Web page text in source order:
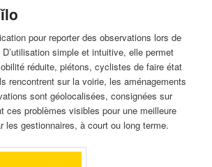
pour reporter des observations lors de
simple et intuitive, elle permet
réduite, piétons, cyclistes de faire état
rencontrent sur la voirie, les aménagements
sont géolocalisées, consignées sur
ces problèmes visibles pour une meilleure
les gestionnaires, à court ou long terme.